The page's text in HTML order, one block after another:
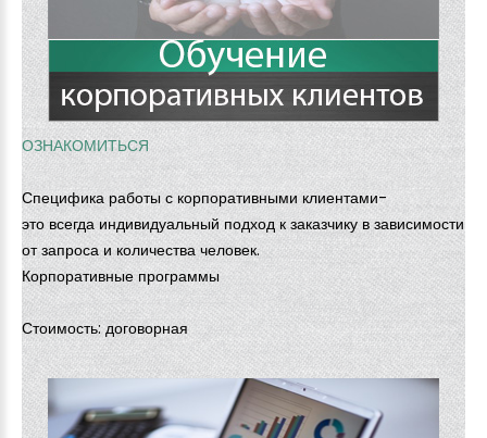
ОЗНАКОМИТЬСЯ
Специфика работы с корпоративными клиентами-
это всегда индивидуальный подход к заказчику в зависимости
от запроса и количества человек.
Корпоративные программы
Стоимость: договорная